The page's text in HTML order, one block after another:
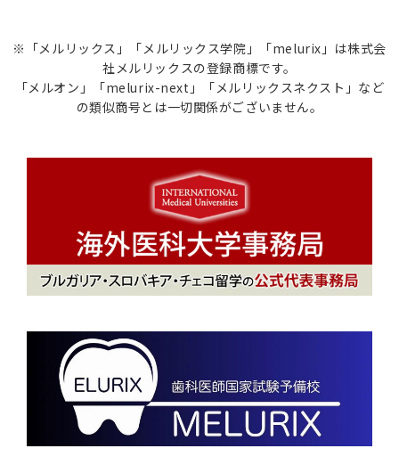
※「メルリックス」「メルリックス学院」「melurix」は株式会
社メルリックスの登録商標です。
「メルオン」「melurix-next」「メルリックスネクスト」など
の類似商号とは一切関係がございません。